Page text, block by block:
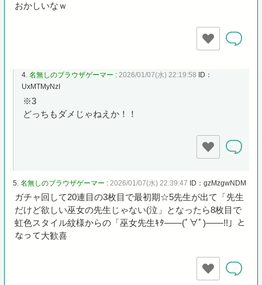
おかしいなｗ
4. 名無しのブラウザゲーマー : 2026/01/07(水) 22:19:58
ID：
UxMTMyNzI
※3
どっちもダメじゃねえか！！
5. 名無しのブラウザゲーマー : 2026/01/07(水) 22:39:47 ID：gzMzgwNDM
ガチャ回して20連目の3枚目で最初期☆5先生が出て「先生
だけど欲しい巫女の先生じゃない(泣」となったら8枚目で
虹色スタイル紋様からの「巫女先生ｷﾀ――(ﾟ∀ﾟ)――!!」と
なって大歓喜